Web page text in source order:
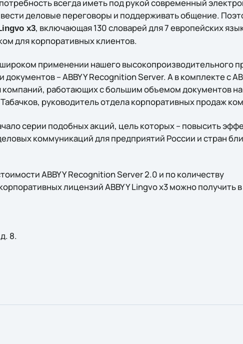
всегда иметь под рукой современный
деловые переговоры и поддерживать общение.
x3, включающая 130 словарей для 7 европейских
для корпоративных клиентов.
применении нашего высокопроизводительного
– ABBYY Recognition Server. А в комплекте с
компаний, работающих с большим объемом документов
руководитель отдела корпоративных продаж
серии подобных акций, цель которых – повысить
коммуникаций для предприятий России и стран
ABBYY Recognition Server 2.0 и по количеству
лицензий ABBYY Lingvo x3 можно получить
8.